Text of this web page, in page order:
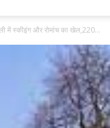
में स्कीइंग और रोमांच का खेल,220...